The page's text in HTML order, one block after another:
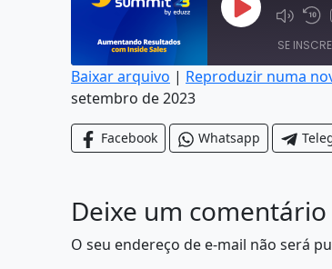
Reproduzir
Ativar/
SE
FEED RSS
COMPARTILHAR
LINK
Baixar arquivo | Reproduzir numa
setembro de 2023
Facebook Whatsapp
Deixe um comentário
O seu endereço de e-mail não será